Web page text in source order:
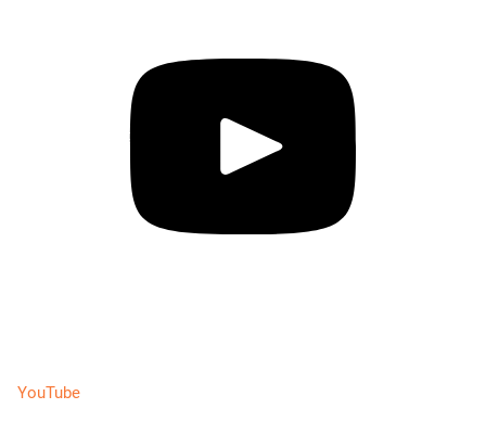
YouTube